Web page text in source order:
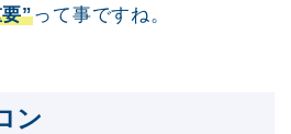
”って事ですね。
ン